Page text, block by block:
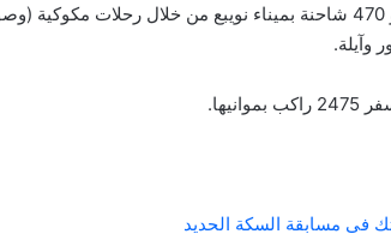
كما تم تداول 3300 طن بضائع و 470 شاحنة بميناء نويبع من
وآيلة.